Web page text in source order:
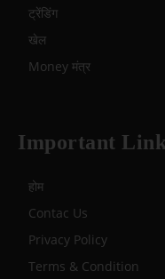
ट्रेंडिंग
खेल
Money मंत्र
Important
होम
Contac Us
Privacy Policy
Terms & Condition